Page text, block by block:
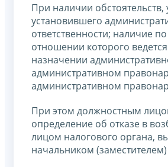
При наличии обстоятельств,
установившего
ответственности; наличие
отношении которого
назначении
административном
административном
При этом должностным
определение об отказе в
лицом налогового органа,
начальником